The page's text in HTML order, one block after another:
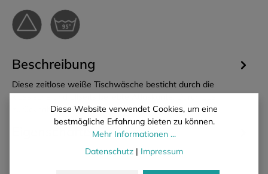
Beschreibung
Diese zeitlose weiße Tischwäsche besticht durch die
klassische und allseits beliebte Atlaskante. Durch das
zurückhaltende De…Mehr
Eigenschaften
Diese Website verwendet Cookies, um eine
bestmögliche Erfahrung bieten zu können.
Mehr Informationen ...
Datenschutz | Impressum